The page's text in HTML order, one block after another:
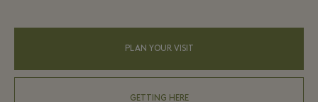
PLAN YOUR VISIT
GETTING HERE